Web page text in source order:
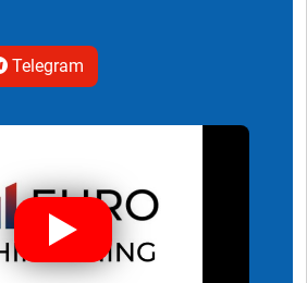
Telegram